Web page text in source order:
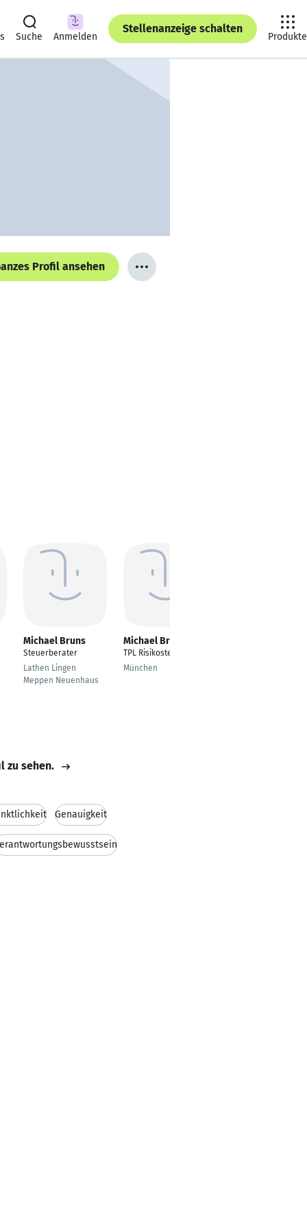
Suche Anmelden
Stellenanzeige schalten
Produkte
Profil ansehen
Michael Bruns
Steuerberater
Lathen Lingen
Meppen Neuenhaus
Michael Bruns
TPL Risikosteuerung
München
zu sehen.
Genauigkeit